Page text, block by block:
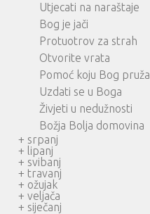
Utjecati na naraštaje
Bog je jači
Protuotrov za strah
Otvorite vrata
Pomoć koju Bog pruža
Uzdati se u Boga
Živjeti u nedužnosti
Božja Bolja domovina
+ srpanj
+ lipanj
+ svibanj
+ travanj
+ ožujak
+ veljača
+ siječanj